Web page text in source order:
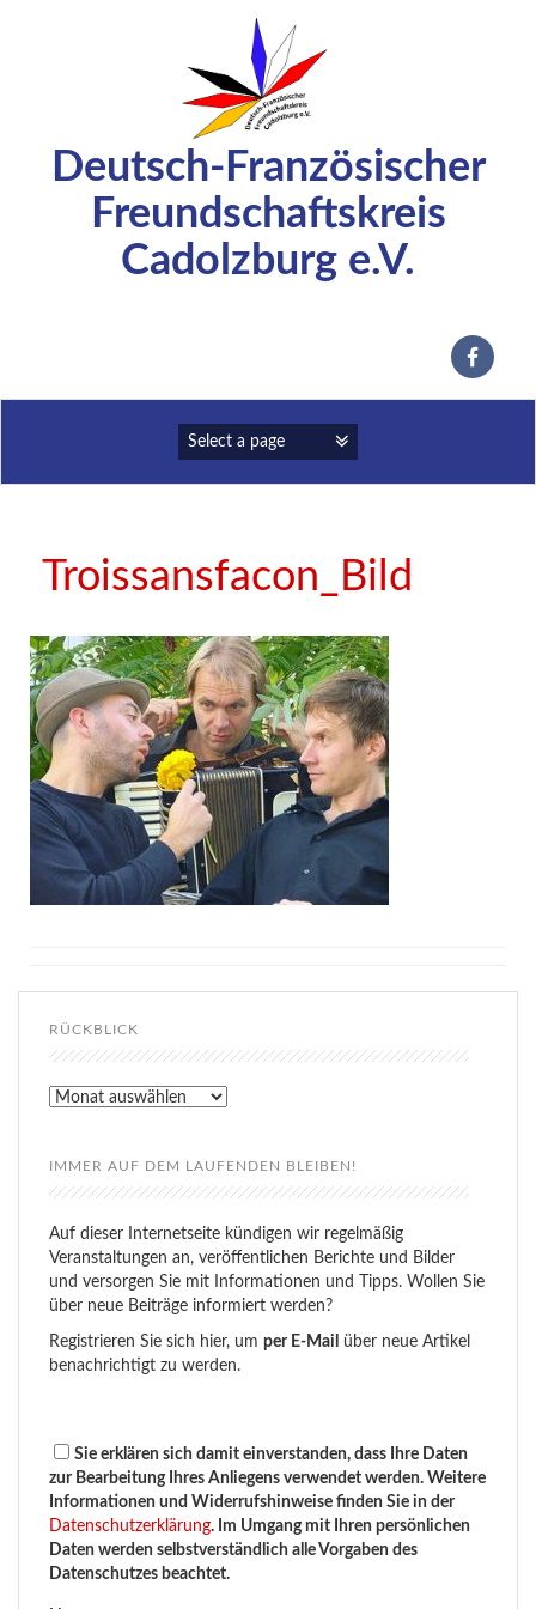
Deutsch-Französischer
Freundschaftskreis
Cadolzburg e.V.
Troissansfacon_Bild
RÜCKBLICK
Rückblick
IMMER AUF DEM LAUFENDEN BLEIBEN!
Auf dieser Internetseite kündigen wir regelmäßig
Veranstaltungen an, veröffentlichen Berichte und Bilder
und versorgen Sie mit Informationen und Tipps. Wollen Sie
über neue Beiträge informiert werden?
Registrieren Sie sich hier, um per E-Mail
über neue Artikel
benachrichtigt zu werden.
Sie erklären sich damit einverstanden, dass Ihre Daten
zur Bearbeitung Ihres Anliegens verwendet werden. Weitere
Informationen und Widerrufshinweise finden Sie in der
Datenschutzerklärung. Im Umgang mit Ihren persönlichen
Daten werden selbstverständlich alle Vorgaben des
Datenschutzes beachtet.